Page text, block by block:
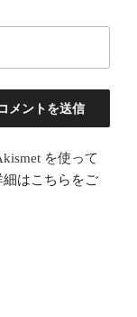
を使って
はこちらをご